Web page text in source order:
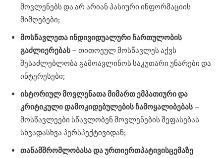
მოვლენებს და არ არიან პასიური ინფორმაციის
მიმღებები;
მოსწავლეთაინდივიდუალური ჩართულობის
გაძლიერებას – თითოეულ მოსწავლეს აქვს
შესაძლებლობა გამოავლინოს საკუთარი უნარები და
ინტერესები;
ისტორიულმოვლენათამიმართემპათიურიდა
კრიტიკულიდამოკიდებულების ჩამოყალიბებას –
მოსწავლეები სწავლობენ მოვლენების შეფასებას
სხვადასხვა პერსპექტივიდან;
თანამშრომლობასადაურთიერთპატივისცემაზე